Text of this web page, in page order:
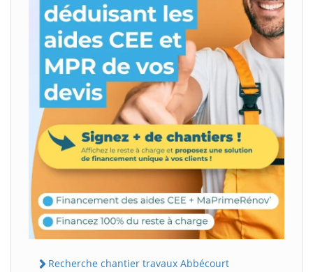
Recherche chantier travaux Abbécourt